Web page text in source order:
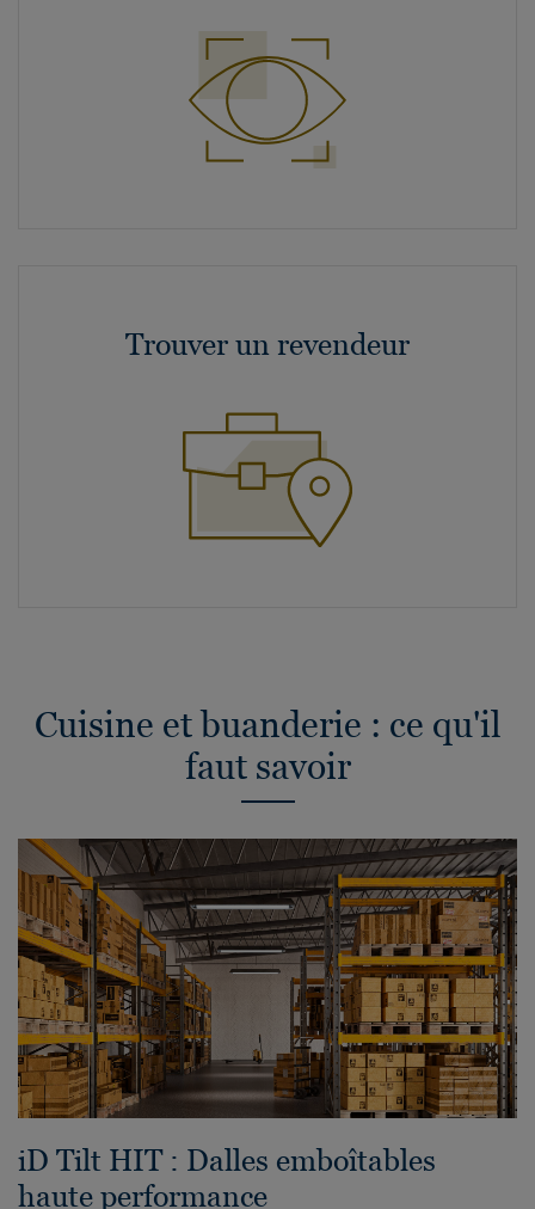
Trouver un revendeur
Cuisine et buanderie : ce qu'il
faut savoir
iD Tilt HIT : Dalles emboîtables
haute performance